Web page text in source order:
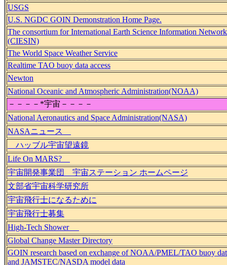
USGS
U.S. NGDC GOIN Demonstration Home Page.
The consortium for International Earth Science Information Network
(CIESIN)
The World Space Weather Service
Realtime TAO buoy data access
Newton
National Oceanic and Atmospheric Administration(NOAA)
－－－－*宇宙－－－－
National Aeronautics and Space Administration(NASA)
NASAニュース
ハッブル宇宙望遠鏡
Life On MARS?
宇宙開発事業団 宇宙ステーション ホームページ
文部省宇宙科学研究所
宇宙飛行士になるために
宇宙飛行士募集
High-Tech Shower
Global Change Master Directory
GOIN research based on exchange of NOAA/PMEL/TAO buoy
and JAMSTEC/NASDA model data